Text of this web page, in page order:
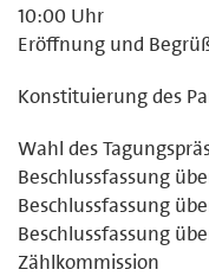
10:00 Uhr
Eröffnung und
Konstituierung des
Wahl des
Beschlussfassung
Beschlussfassung
Beschlussfassung
Zählkommission